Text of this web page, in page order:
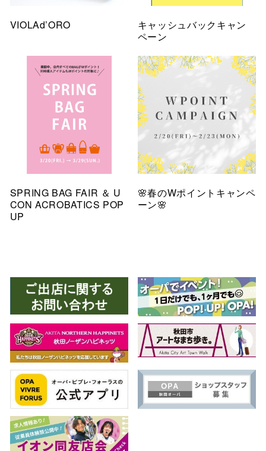
VIOLAd’ORO
キャッシュバックキャン
ペーン
SPRING BAG FAIR ＆ U
CON ACROBATICS POP
UP
🌸春のWポイントキャンペ
ーン🌸